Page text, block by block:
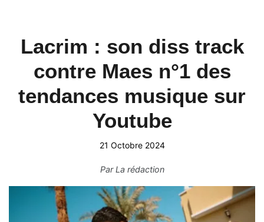
Lacrim : son diss track
contre Maes n°1 des
tendances musique sur
Youtube
21 Octobre 2024
ParLa rédaction